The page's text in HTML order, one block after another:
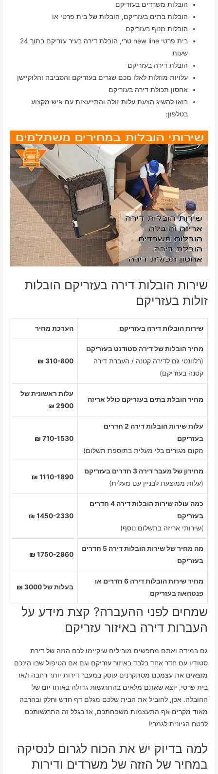
הובלות משרדים בעזריקם
הובלות בתים בעזריקם, הובלות של בית פרטי או
הובלות מנוף בעזריקם
בית פרטי new line טרי, הובלת דירה בעיר עזריקם בתוך 24
שעות
הובלת דירה בעזריקם
עלויות מוזלות לאלו מכם שגרים בעזריקם והסביבה והלוקיישן
אחסון תכולת דירה בעזריקם
בואו להשיג הצעת עלות זולה והתייעצות עם איש מקצוע
בטלפון:
שירות הובלות דירה בעזריקם הובלות
זולות בעזריקם
שירות הובלות דירה בעזריקם הערכת מחיר
מחיר הובלות של דירה סטודנט בעזריקם
(רלוונטי גם לדירה קטנה / העברת דירה
קטנה בעזריקם)
310-800 ₪
מחיר הובלת בתים בעזריקם כולל אריזה
עלות ראשונית של
2900 ₪
עלות שירות הובלות דירה 2 חדרים
בעזריקם
מקום מגורים בלי מעלית בתוספת תשלום)
710-1530 ₪
מחירון של מעבר דירה 3 חדרים בעזריקם
(עלות ממוצעת לבניין עם מעלית)
1110-1890 ₪
כמה עולה שירות הובלות דירה 4 חדרים
בעזריקם
)שירותי אריזה בתשלום נוסף)
1450-2330 ₪
מה מחיר של שירות הובלות דירה 5 חדרים
בעזריקם
1750-2860 ₪
מחיר שירות הובלות דירה 6 חדרים או
פנטהאוז בעזריקם
בעלות של 3000 ₪
שמחים לפני ההעברה? קצת מידע על
העברות דירה באיזור עזריקם
גם במידה ואתם מחפשים מובילים שיקיימו לכם הזזה של דירת
סטודיו עם חדר אחד בלבד באיזור עזריקם וגם אם הטיפול שבו הינכם
מוצאים את עצמכם מסתקרנים עוסק במעבר דירות יותר רחבה ו/או
בית פרטי, יוצא שאתם מלאים בהתרגשות גדולה באותו יום של
ההובלה. אכן, להוביל את הבית שלכם מגלם דף חדש וחלק ובהרבה
מאוד מקרים אף התעצמות משפחתכם, אז בגלל זה התרגשותכם
לבטח הגיונית לגמרי!
למה בדיוק יש את הכוח לגרום לנסיקה
במחיר של הזזה של משרדים ודירות